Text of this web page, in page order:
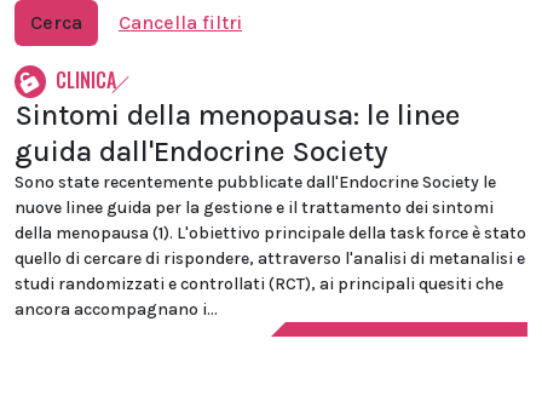
Cerca Cancella filtri
CLINICA
Sintomi della menopausa: le linee
guida dall'Endocrine Society
Sono state recentemente pubblicate dall'Endocrine Society le
nuove linee guida per la gestione e il trattamento dei sintomi
della menopausa (1). L'obiettivo principale della task force è stato
quello di cercare di rispondere, attraverso l'analisi di metanalisi e
studi randomizzati e controllati (RCT), ai principali quesiti che
ancora accompagnano i...